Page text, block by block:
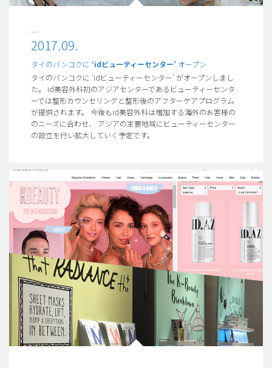
2017.09.
タイのバンコクに ‘idビューティーセンター’ オープン
タイのバンコクに ‘idビューティーセンター’ がオープンしまし
た。 id美容外科初のアジアセンターであるビューティーセンタ
ーでは整形カウンセリングと整形後のアフターケアプログラム
が提供されます。 今後もid美容外科は増加する海外のお客様の
のニーズに合わせ、 アジアの主要地域にビューティーセンター
の設立を行い拡大していく予定です。